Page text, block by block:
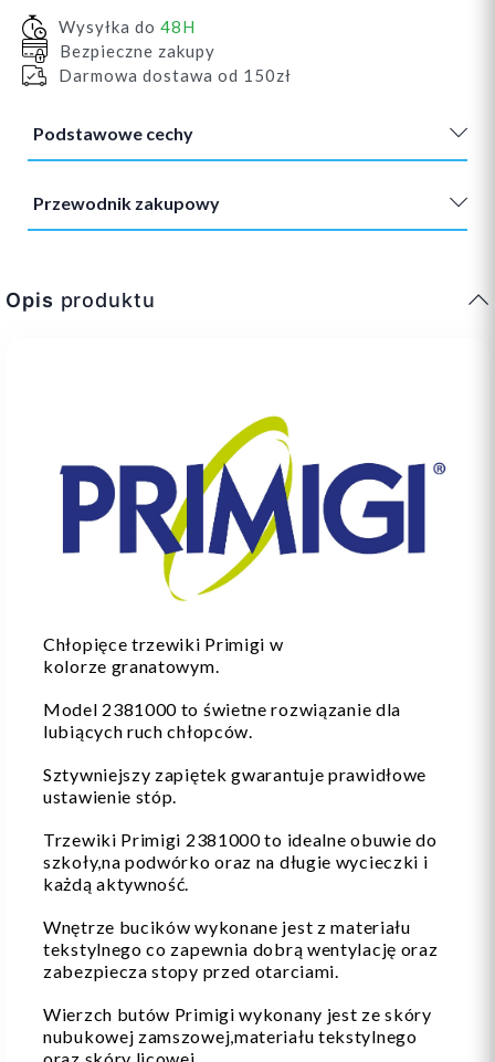
Wysyłka do 48H
Bezpieczne zakupy
Darmowa dostawa od 150zł
Podstawowe cechy
Przewodnik zakupowy
Opis produktu
Chłopięce trzewiki Primigi w
kolorze granatowym.
Model 2381000 to świetne rozwiązanie dla
lubiących ruch chłopców.
Sztywniejszy zapiętek gwarantuje prawidłowe
ustawienie stóp.
Trzewiki Primigi 2381000 to idealne obuwie do
szkoły,na podwórko oraz na długie wycieczki i
każdą aktywność.
Wnętrze bucików wykonane jest z materiału
tekstylnego co zapewnia dobrą wentylację oraz
zabezpiecza stopy przed otarciami.
Wierzch butów Primigi wykonany jest ze skóry
nubukowej zamszowej,materiału tekstylnego